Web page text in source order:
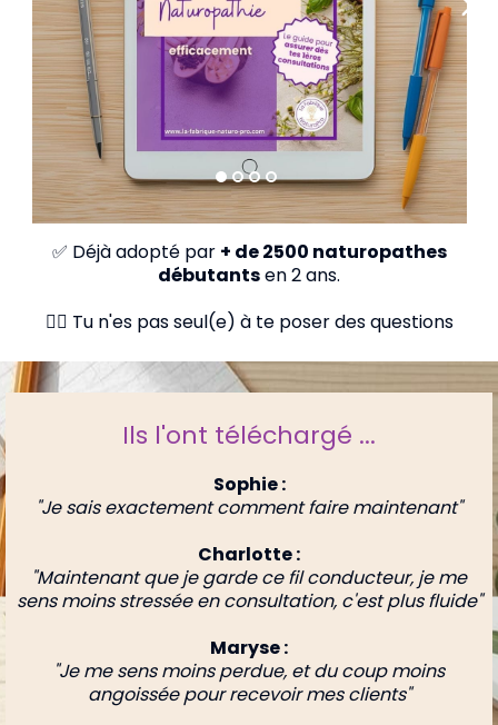
✅ Déjà adopté par + de 2500 naturopathes
débutantsen 2 ans.
👉🏻 Tu n'es pas seul(e) à te poser des questions
Ils l'ont téléchargé ...
Sophie :
"Je sais exactement comment faire maintenant"
Charlotte :
"Maintenant que je garde ce fil conducteur, je me
sens moins stressée en consultation, c'est plus fluide"
Maryse :
"Je me sens moins perdue, et du coup moins
angoissée pour recevoir mes clients"